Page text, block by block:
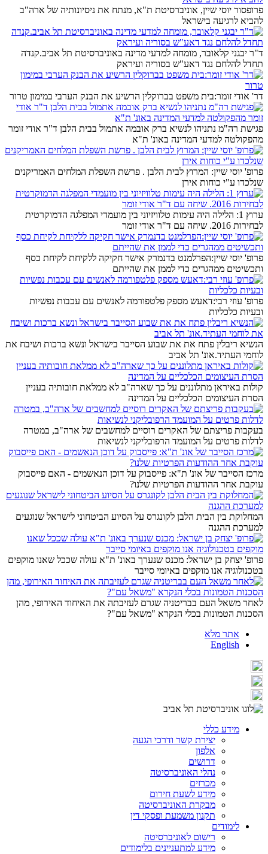
פרופסור יוסי שיין, אוניברסיטת ת"א, מנתח את ניסיונותיה של ארה"ב
להביא לרגיעה בישראל
ד"ר יבגני קלאובר, מומחה למדעי מדינה באוניברסיטת תל אביב.קנדה
תחדל להלחם נגד דאע"ש בסוריה ועיראק
דר' אודי זומר:בית משפט בברוקלין הרשיע את הבנק הערבי במימון טרור
פגישת רה"מ נתניהו לנשיא ברק אובמה אתמול בבית הלבן ד"ר אודי זומר
מהפקולטה למדעי המדינה באונ' ת"א
פרופ' יוסי שיין: המרוץ לבית הלבן . פרשת השפלת המלחים האמריקנים
שנלכדו ע"י כוחות אירן
ערוץ 1: הלילה היה עימות טלוויזיוני בין מועמדי המפלגה הדמוקרטית
לבחירות 2016. שיחה עם ד"ר אודי זומר
פרופ' יוסי שיין:הפרלמנט בדנמרק אישר חקיקה ללקיחת לקיחת כסף
ותכשיטים ממהגרים כדי לממן את שהייתם
פרופ' עוזי רבי:דאעש מספק פלטפורמה לאנשים עם עכבות נפשיות
ובעיות כלכליות
הנשיא ריבלין פתח את את שבוע הסייבר בישראל ונשא ברכות ושיבח את
לוחמי העתיד.אונ' תל אביב
קולות באיראן מתלוננים על כך שארה"ב לא ממלאת חובותיה בעניין
הסרת העיצומים הכלכליים על המדינה
בעקבות פריצתם של האקרים רוסיים למחשבים של ארה"ב, במטרה
לדלות פרטים על המועמד הרפובליקני לנשיאות
מרכז הסייבר של אונ' ת"א: פייסבוק על דוכן הנאשמים - האם פייסבוק
עוקבת אחר ההודעות הפרטיות שלנו?
המחלוקת בין הבית הלבן לקונגרס על הסיוע הביטחוני לישראל שנוגעים
למערכת ההגנה
פרופ' יצחק בן ישראל: מכנס שנערך באונ' ת"א עולה שככל שאנו מוקפים
בטכנולוגיה אנו מוקפים באיומי סייבר
לאחר משאל העם בבריטניה שגרם לעזיבתה את האיחוד האירופי, מהן
הסכנות הטמונות בכלי הנקרא "משאל עם"?
אתר מלא
English
מידע כללי
יצירת קשר ודרכי הגעה
אלפון
דרושים
נהלי האוניברסיטה
מכרזים
מידע לשעת חירום
מבקרת האוניברסיטה
תקנון משמעת ופסקי דין
לימודים
רישום לאוניברסיטה
מידע למתעניינים בלימודים